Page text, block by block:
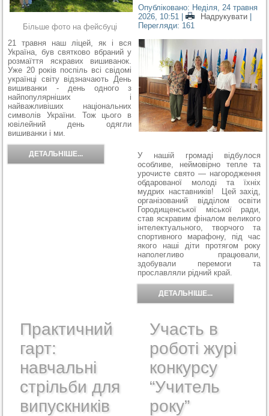
Більше фото на фейсбуці
21 травня наш ліцей, як і вся
Україна, був святково вбраний у
розмаїття яскравих вишиванок.
Уже 20 років поспіль всі свідомі
українці світу відзначають День
вишиванки - день одного з
найпопулярніших і
найважливіших національних
символів України. Тож цього в
ювілейний день одягли
вишиванки і ми.
ДЕТАЛЬНІШЕ...
Опубліковано: Неділя, 24 травня
2026, 10:51 | Надрукувати |
Перегляди: 161
У нашій громаді відбулося
особливе, неймовірно тепле та
урочисте свято — нагородження
обдарованої молоді та їхніх
мудрих наставників! Цей захід,
організований відділом освіти
Городищенської міської ради,
став яскравим фіналом великого
інтелектуального, творчого та
спортивного марафону, під час
якого наші діти протягом року
наполегливо працювали,
здобували перемоги та
прославляли рідний край.
ДЕТАЛЬНІШЕ...
Практичний
гарт:
навчальні
стрільби для
випускників
Участь в
роботі журі
конкурсу
“Учитель
року”